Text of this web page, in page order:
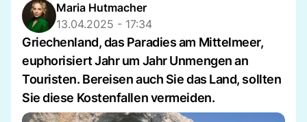
Maria Hutmacher
13.04.2025 - 17:34
Griechenland, das Paradies am Mittelmeer,
euphorisiert Jahr um Jahr Unmengen an
Touristen. Bereisen auch Sie das Land, sollten
Sie diese Kostenfallen vermeiden.